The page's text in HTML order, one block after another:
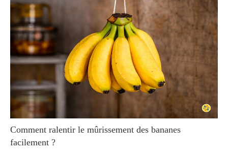
Comment ralentir le mûrissement des bananes
facilement ?